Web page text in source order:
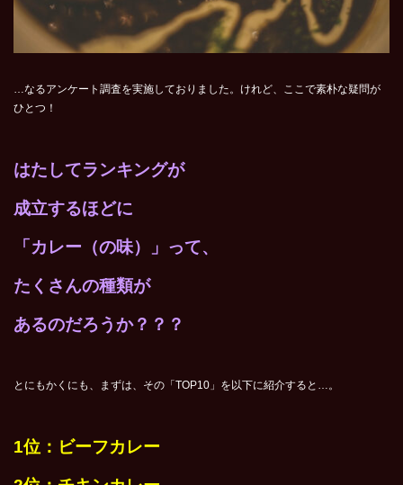
…なるアンケート調査を実施しておりました。けれど、ここで素朴な疑問が
ひとつ！
はたしてランキングが
成立するほどに
「カレー（の味）」って、
たくさんの種類が
あるのだろうか？？？
とにもかくにも、まずは、その「TOP10」を以下に紹介すると…。
1位：ビーフカレー